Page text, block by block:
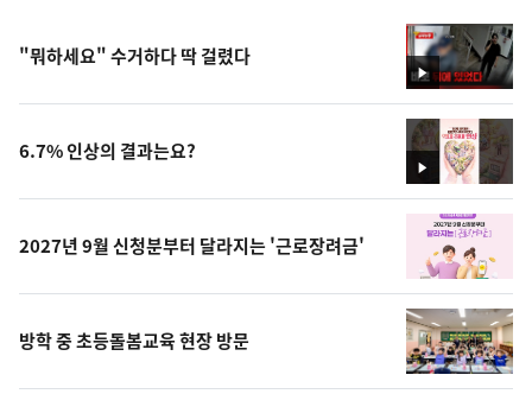
영
상
"뭐하세요" 수거하다 딱 걸렸다
영
상
6.7% 인상의 결과는요?
2027년 9월 신청분부터 달라지는 '근로장려금'
방학 중 초등돌봄교육 현장 방문